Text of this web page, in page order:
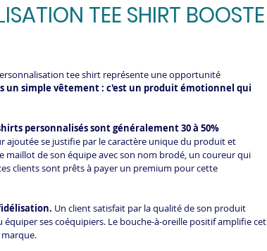
TEE SHIRT BOOSTE
tee shirt représente une opportunité
un simple vêtement : c'est un produit émotionnel qui
personnalisés sont généralement 30 à 50%
ajoutée se justifie par le caractère unique du produit et
de son équipe avec son nom brodé, un coureur qui
clients sont prêts à payer un premium pour cette
Un client satisfait par la qualité de son produit
ses coéquipiers. Le bouche-à-oreille positif amplifie cet